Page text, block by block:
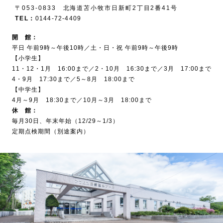
〒053-0833 北海道苫小牧市日新町2丁目2番41号
TEL： 0144-72-4409
開 館：
平日 午前9時～午後10時／土・日・祝 午前9時～午後9時
【小学生】
11・12・1月 16:00まで／2・10月 16:30まで／3月 17:00まで
4・9月 17:30まで／5～8月 18:00まで
【中学生】
4月～9月 18:30まで／10月～3月 18:00まで
休 館：
毎月30日、年末年始（12/29～1/3）
定期点検期間（別途案内）